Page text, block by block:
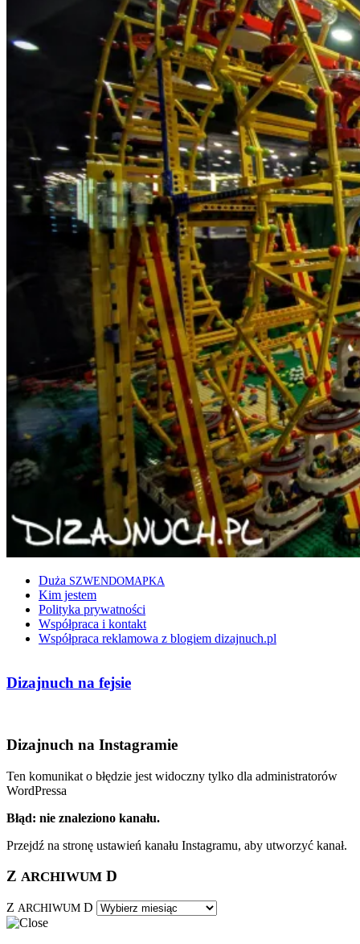
Duża SZWENDOMAPKA
Kim jestem
Polityka prywatności
Współpraca i kontakt
Współpraca reklamowa z blogiem dizajnuch.pl
Dizajnuch na fejsie
Dizajnuch na Instagramie
Ten komunikat o błędzie jest widoczny tylko dla administratorów
WordPressa
Błąd: nie znaleziono kanału.
Przejdź na stronę ustawień kanału Instagramu, aby utworzyć kanał.
Z ARCHIWUM D
Z ARCHIWUM D